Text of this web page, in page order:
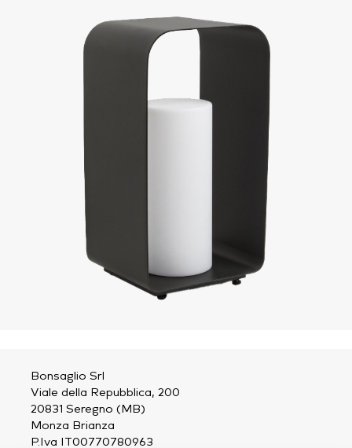
Bonsaglio Srl
Viale della Repubblica, 200
20831 Seregno (MB)
Monza Brianza
P.Iva IT00770780963